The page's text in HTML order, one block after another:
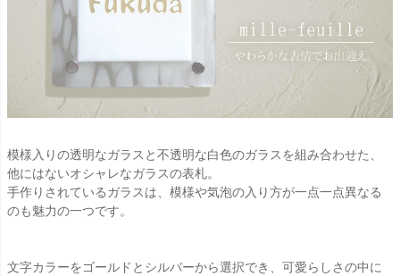
模様入りの透明なガラスと不透明な白色のガラスを組み合わせた、
他にはないオシャレなガラスの表札。
手作りされているガラスは、模様や気泡の入り方が一点一点異なる
のも魅力の一つです。
文字カラーをゴールドとシルバーから選択でき、可愛らしさの中に